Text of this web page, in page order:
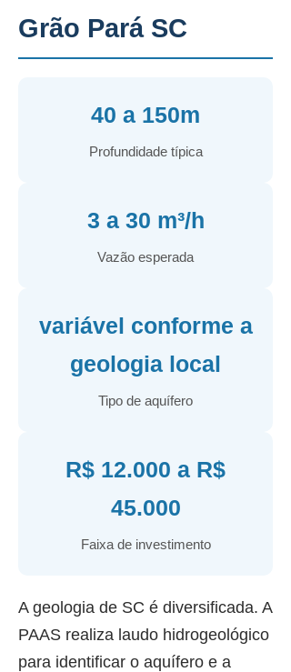
Grão Pará SC
40 a 150m
Profundidade típica
3 a 30 m³/h
Vazão esperada
variável conforme a
geologia local
Tipo de aquífero
R$ 12.000 a R$
45.000
Faixa de investimento
A geologia de SC é diversificada. A
PAAS realiza laudo hidrogeológico
para identificar o aquífero e a